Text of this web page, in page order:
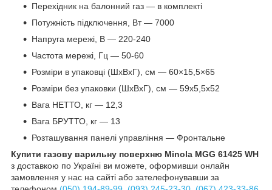
Перехідник на балонний газ — в комплекті
Потужність підключення, Вт — 7000
Напруга мережі, В — 220-240
Частота мережі, Гц — 50-60
Розміри в упаковці (ШхВхГ), см — 60×15,5×65
Розміри без упаковки (ШхВхГ), см — 59х5,5х52
Вага НЕТТО, кг — 12,3
Вага БРУТТО, кг — 13
Розташування панелі управління — Фронтальне
Купити газову варильну поверхню Minola MGG 61425 WH
з доставкою по Україні ви можете, оформивши онлайн
замовлення у нас на сайті або зателефонувавши за